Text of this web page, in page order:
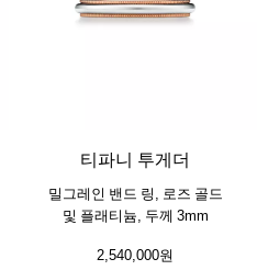
티파니 투게더
밀그레인 밴드 링, 로즈 골드
및 플래티늄, 두께 3mm
2,540,000원